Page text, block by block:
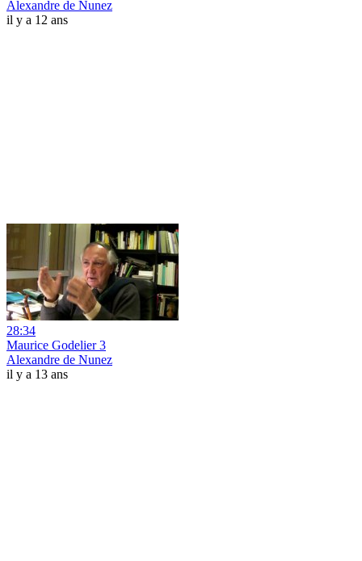
Alexandre de Nunez
il y a 12 ans
28:34
Maurice Godelier 3
Alexandre de Nunez
il y a 13 ans